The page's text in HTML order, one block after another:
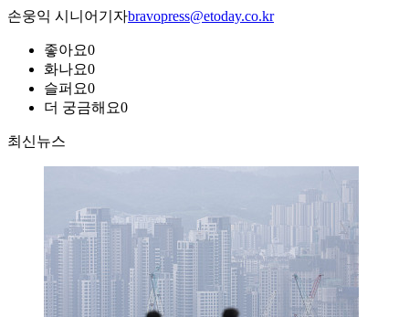
손웅익 시니어기자bravopress@etoday.co.kr
좋아요0
화나요0
슬퍼요0
더 궁금해요0
최신뉴스